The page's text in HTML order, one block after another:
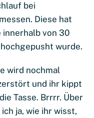
bei
Diese hat
von 30
wurde.
wird nochmal
und ihr kippt
Tasse. Brrrr. Über
ja, wie ihr wisst,